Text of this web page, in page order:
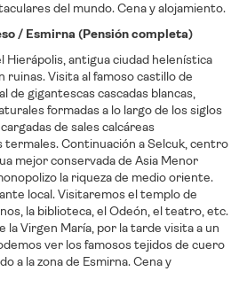
del mundo. Cena y alojamiento.
/ Esmirna (Pensión completa)
Hierápolis, antigua ciudad helenística
ruinas. Visita al famoso castillo de
de gigantescas cascadas blancas,
formadas a lo largo de los siglos
de sales calcáreas
Continuación a Selcuk, centro
mejor conservada de Asia Menor
la riqueza de medio oriente.
local. Visitaremos el templo de
la biblioteca, el Odeón, el teatro, etc.
la Virgen María, por la tarde visita a un
ver los famosos tejidos de cuero
a la zona de Esmirna. Cena y